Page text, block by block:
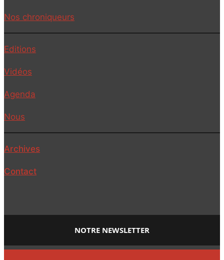
Nos chroniqueurs
Editions
Vidéos
Agenda
Nous
Archives
Contact
NOTRE NEWSLETTER